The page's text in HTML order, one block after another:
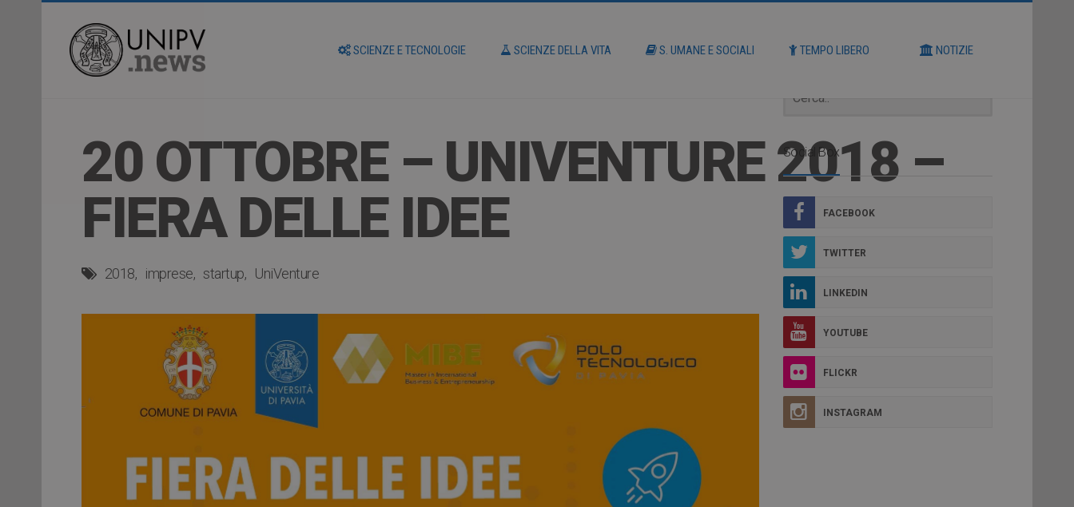
SCIENZE E TECNOLOGIE SCIENZE DELLA VITA S. UMANE E SOCIALI TEMPO LIBERO NOTIZIE
20 OTTOBRE – UNIVENTURE 2018 –
FIERA DELLE IDEE
2018 imprese startup UniVenture
Social Box
FACEBOOK
TWITTER
LINKEDIN
YOUTUBE
FLICKR
INSTAGRAM